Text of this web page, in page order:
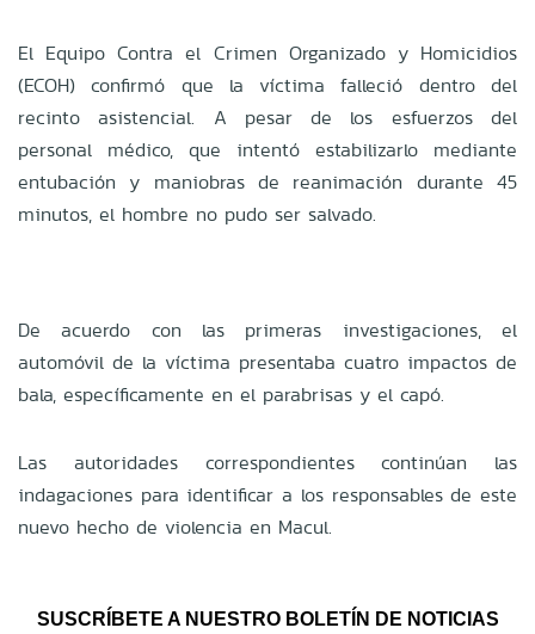
El Equipo Contra el Crimen Organizado y Homicidios
(ECOH) confirmó que la víctima falleció dentro del
recinto asistencial. A pesar de los esfuerzos del
personal médico, que intentó estabilizarlo mediante
entubación y maniobras de reanimación durante 45
minutos, el hombre no pudo ser salvado.
De acuerdo con las primeras investigaciones, el
automóvil de la víctima presentaba cuatro impactos de
bala, específicamente en el parabrisas y el capó.
Las autoridades correspondientes continúan las
indagaciones para identificar a los responsables de este
nuevo hecho de violencia en Macul.
SUSCRÍBETE A NUESTRO BOLETÍN DE NOTICIAS